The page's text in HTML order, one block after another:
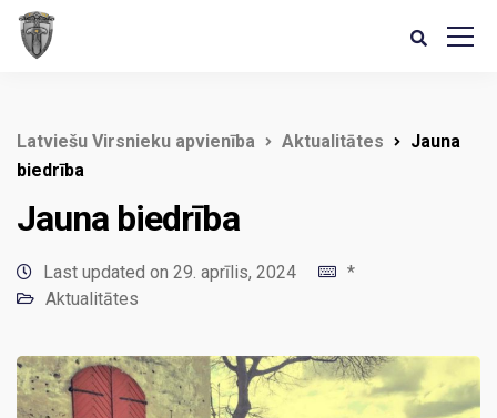
Latviešu Virsnieku apvienība Aktualitātes
Jauna
biedrība
Jauna biedrība
Last updated on 29. aprīlis, 2024
*
Aktualitātes